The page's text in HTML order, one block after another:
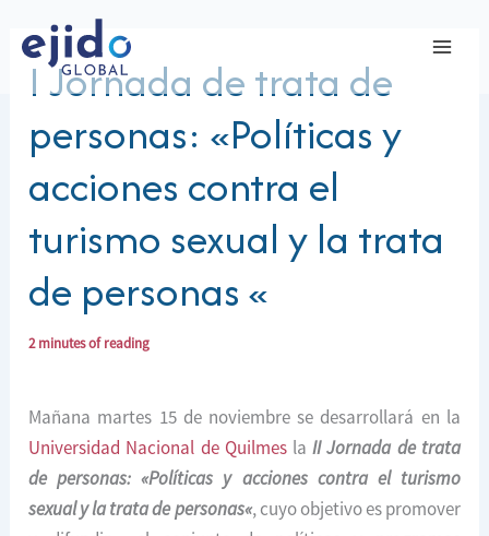
contenido
I Jornada de trata de
personas: «Políticas y
acciones contra el
turismo sexual y la trata
de personas «
2 minutes of reading
Mañana martes 15 de noviembre se desarrollará en la
Universidad Nacional de QuilmeslaII Jornada de trata
de personas: «Políticas y acciones contra el turismo
sexual y la trata de personas«, cuyo objetivo es promover